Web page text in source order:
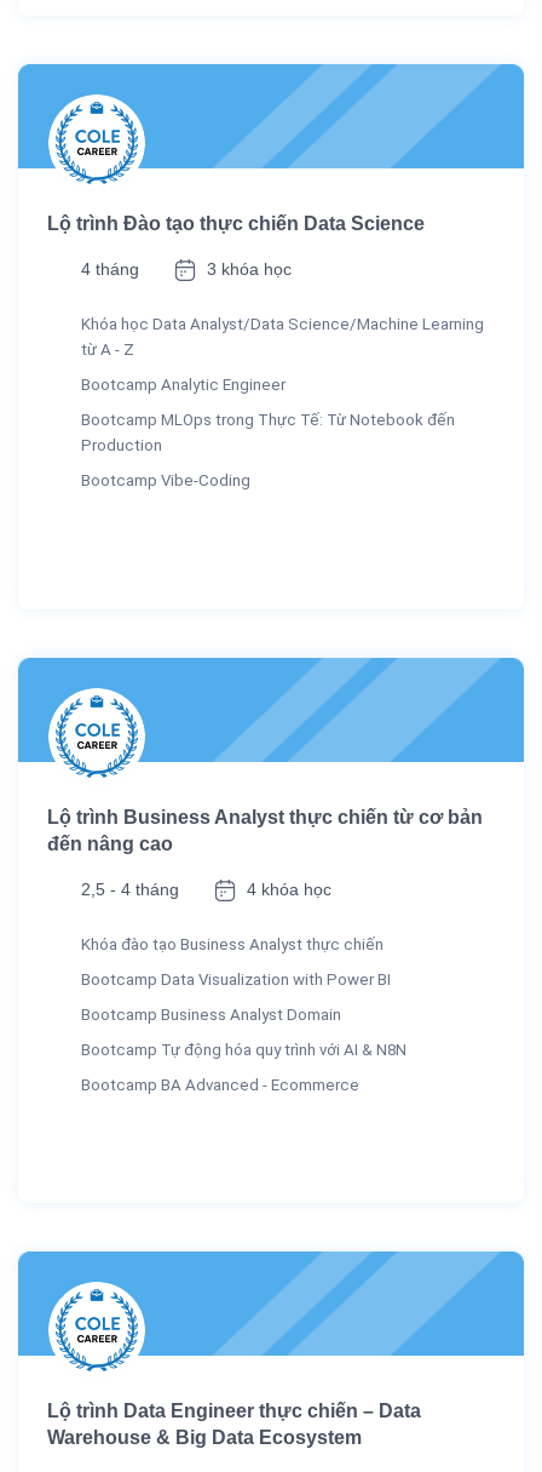
Lộ trình Đào tạo thực chiến Data Science
4 tháng 3 khóa học
Khóa học Data Analyst/Data Science/Machine Learning
từ A - Z
Bootcamp Analytic Engineer
Bootcamp MLOps trong Thực Tế: Từ Notebook đến
Production
Bootcamp Vibe-Coding
Lộ trình Business Analyst thực chiến từ cơ bản
đến nâng cao
2,5 - 4 tháng 4 khóa học
Khóa đào tạo Business Analyst thực chiến
Bootcamp Data Visualization with Power BI
Bootcamp Business Analyst Domain
Bootcamp Tự động hóa quy trình với AI & N8N
Bootcamp BA Advanced - Ecommerce
Lộ trình Data Engineer thực chiến – Data
Warehouse & Big Data Ecosystem